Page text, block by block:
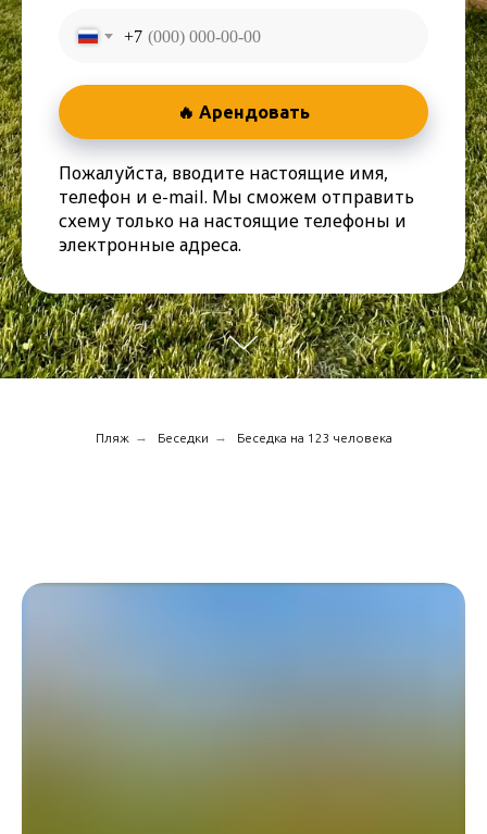
+7
🔥 Арендовать
Пожалуйста, вводите настоящие имя,
телефон и e-mail. Мы сможем отправить
схему только на настоящие телефоны и
электронные адреса.
Пляж → Беседки → Беседка на 123 человека